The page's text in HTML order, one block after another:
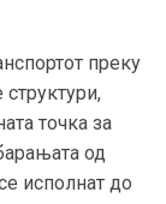
преку
точка за
од
исполнат до